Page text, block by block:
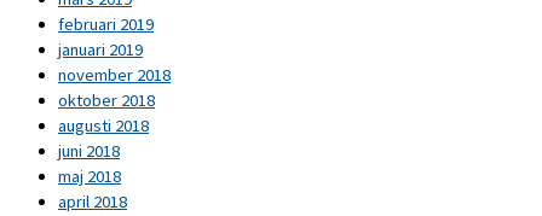
februari 2019
januari 2019
november 2018
oktober 2018
augusti 2018
juni 2018
maj 2018
april 2018